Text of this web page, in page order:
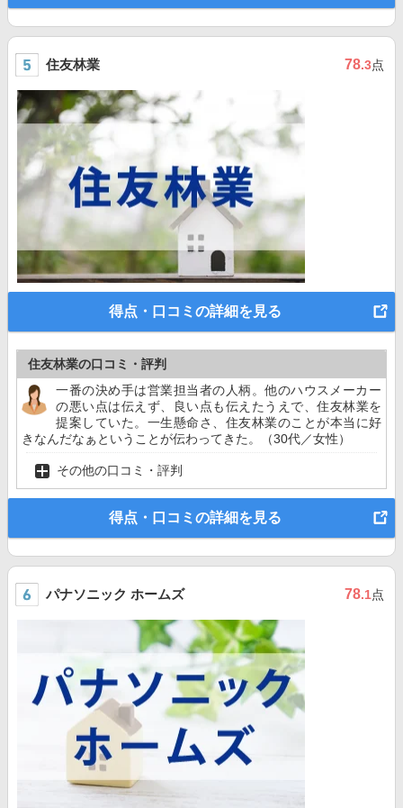
住友林業 78.3点
得点・口コミの詳細を見る
住友林業の口コミ・評判
一番の決め手は営業担当者の人柄。他のハウスメーカー
の悪い点は伝えず、良い点も伝えたうえで、住友林業を
提案していた。一生懸命さ、住友林業のことが本当に好
きなんだなぁということが伝わってきた。（30代／女性）
その他の口コミ・評判
得点・口コミの詳細を見る
パナソニック ホームズ 78.1点